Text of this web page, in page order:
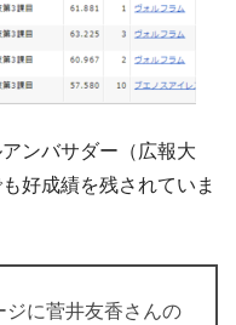
ンバサダー（広報大
好成績を残されていま
ジに菅井友香さんの